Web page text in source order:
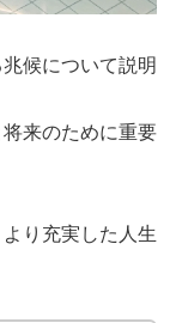
候について説明
来のために重要
り充実した人生